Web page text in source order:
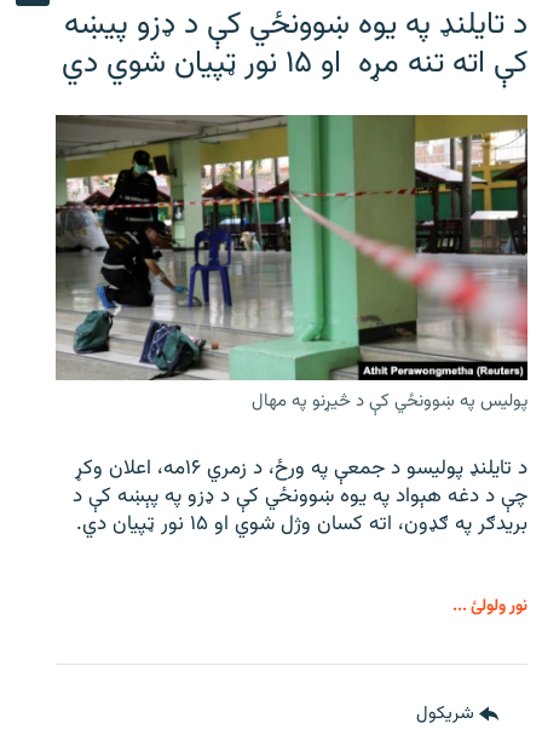
د تایلنډ په یوه ښوونځي کې د ډزو پیښه
کې اته تنه مړه او ۱۵ نور ټپیان شوي دي
پولیس په ښوونځي کې د څیړنو په مهال
د تایلنډ پولیسو د جمعې په ورځ، د زمري ۱۶مه، اعلان وکړ
چې د دغه هېواد په یوه ښوونځي کې د ډزو په پېښه کې د
بریدګر په ګډون، اته کسان وژل شوي او ۱۵ نور ټپیان دي.
نور ولولئ ...
شريکول